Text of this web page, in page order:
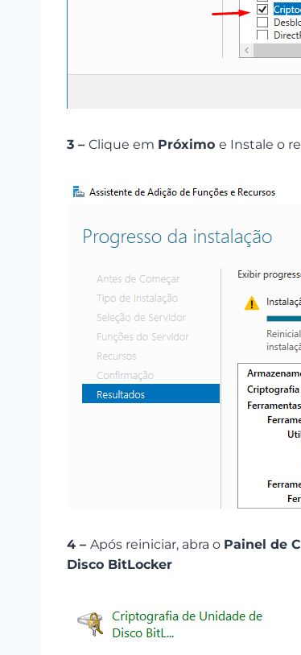
3 – Clique em Próximo e Instale o
4 – Após reiniciar, abra o Painel de
Disco BitLocker